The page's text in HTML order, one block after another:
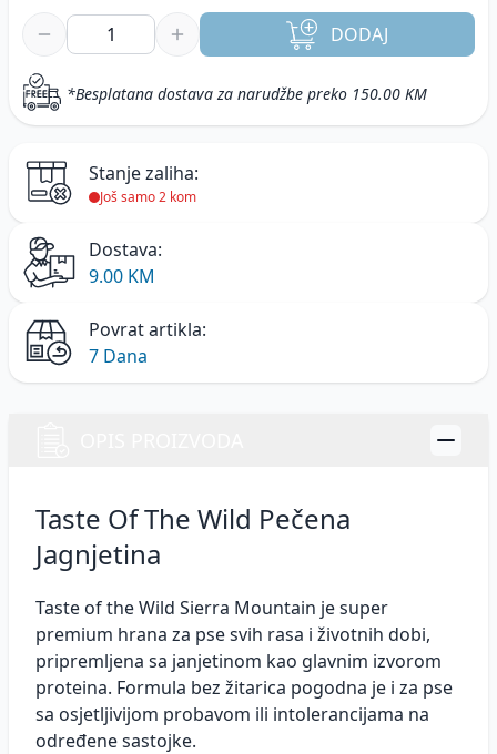
DODAJ
*Besplatana dostava za narudžbe preko 150.00 KM
Stanje zaliha:
Još samo 2 kom
Dostava:
9.00 KM
Povrat artikla:
7 Dana
Taste Of The Wild Pečena
Jagnjetina
Taste of the Wild Sierra Mountain je super
premium hrana za pse svih rasa i životnih dobi,
pripremljena sa janjetinom kao glavnim izvorom
proteina. Formula bez žitarica pogodna je i za pse
sa osjetljivijom probavom ili intolerancijama na
određene sastojke.